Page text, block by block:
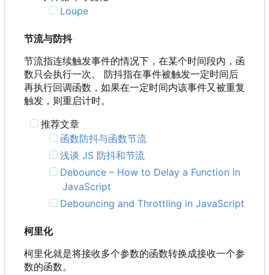
Loupe
节流与防抖
节流指连续触发事件的情况下，在某个时间段内，函
数只会执行一次。 防抖指在事件被触发一定时间后
再执行回调函数，如果在一定时间内该事件又被重复
触发，则重启计时。
推荐文章
函数防抖与函数节流
浅谈 JS 防抖和节流
Debounce– How to Delay a Function in
JavaScript
Debouncing and Throttling in JavaScript
柯里化
柯里化就是将接收多个参数的函数转换成接收一个参
数的函数。